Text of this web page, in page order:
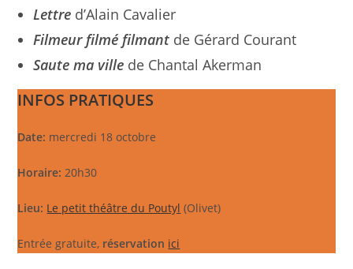
Lettre d’Alain Cavalier
Filmeur filmé filmant de Gérard Courant
Saute ma ville de Chantal Akerman
INFOS PRATIQUES
Date: mercredi 18 octobre
Horaire: 20h30
Lieu: Le petit théâtre du Poutyl (Olivet)
Entrée gratuite, réservation ici